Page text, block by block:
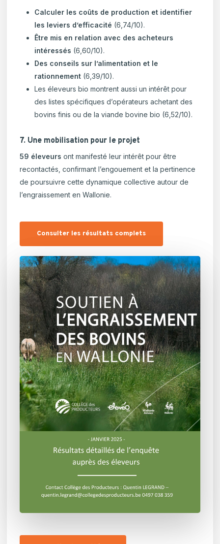
Calculer les coûts de production et identifier
les leviers d’efficacité (6,74/10).
Être mis en relation avec des acheteurs
intéressés (6,60/10).
Des conseils sur l’alimentation et le
rationnement (6,39/10).
Les éleveurs bio montrent aussi un intérêt pour
des listes spécifiques d’opérateurs achetant des
bovins finis ou de la viande bovine bio (6,52/10).
7. Une mobilisation pour le projet
59 éleveurs ont manifesté leur intérêt pour être
recontactés, confirmant l’engouement et la pertinence
de poursuivre cette dynamique collective autour de
l’engraissement en Wallonie.
Consulter les résultats complets